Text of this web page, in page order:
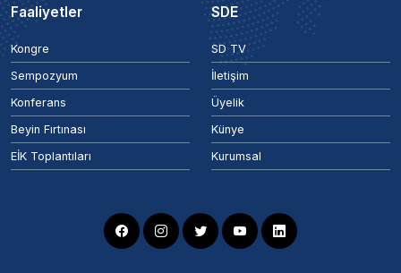
Faaliyetler
Kongre
Sempozyum
Konferans
Beyin Fırtınası
EİK Toplantıları
SDE
SD TV
İletişim
Üyelik
Künye
Kurumsal